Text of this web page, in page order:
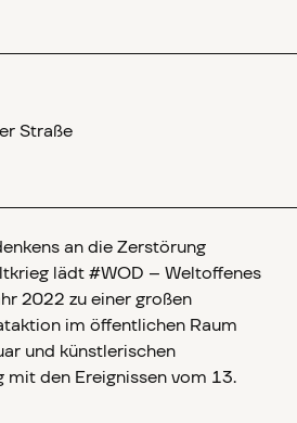
Straße
an die Zerstörung
lädt #WOD – Weltoffenes
2022 zu einer großen
im öffentlichen Raum
und künstlerischen
mit den Ereignissen vom 13.